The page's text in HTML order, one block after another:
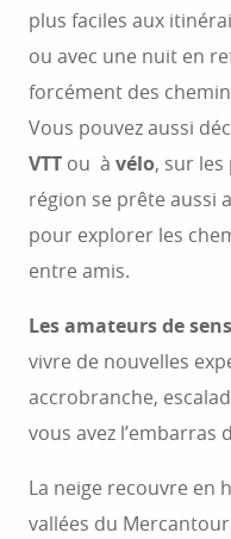
plus faciles aux
ou avec une nuit en
forcément des
Vous pouvez aussi
VTT ou à vélo, sur
région se prête aussi
pour explorer les
entre amis.
Les amateurs de
vivre de nouvelles
accrobranche,
vous avez l’embarras
La neige recouvre en
vallées du